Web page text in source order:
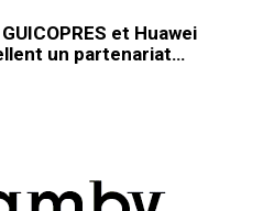
et Huawei
un partenariat…